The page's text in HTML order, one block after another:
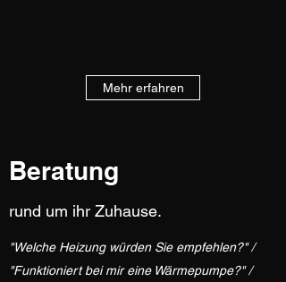
Mehr erfahren
Beratung
rund um ihr Zuhause.
"Welche Heizung würden Sie empfehlen?" /
"Funktioniert bei mir eine Wärmepumpe?" /